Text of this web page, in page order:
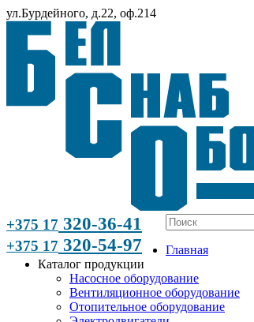
ул.Бурдейного, д.22, оф.214
+375 17 320-36-41
+375 17 320-54-97
Главная
Каталог продукции
Насосное оборудование
Вентиляционное оборудование
Отопительное оборудование